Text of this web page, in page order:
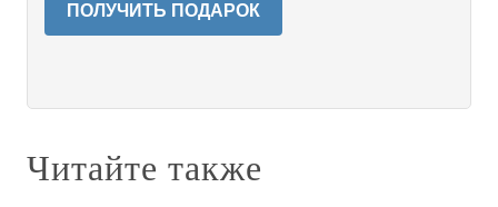
ПОЛУЧИТЬ ПОДАРОК
Читайте также